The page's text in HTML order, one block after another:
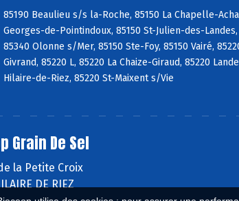
85190 Beaulieu s/s la-Roche, 85150 La Chapelle-
Georges-de-Pointindoux, 85150 St-Julien-des-
85340 Olonne s/Mer, 85150 Ste-Foy, 85150 Vairé,
Givrand, 85220 L, 85220 La Chaize-Giraud, 85220
Hilaire-de-Riez, 85220 St-Maixent s/Vie
Grain De Sel
la Petite Croix
DE RIEZ